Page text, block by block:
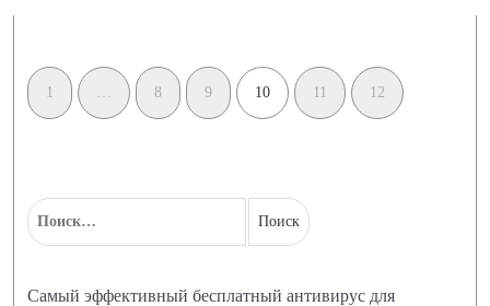
1 8 9 10 11 12
Самый эффективный бесплатный антивирус для